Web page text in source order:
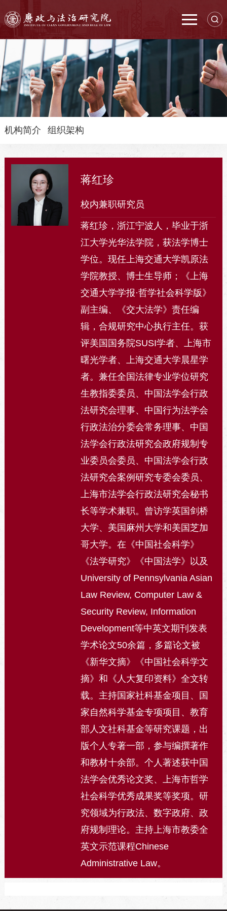
机构简介 组织架构
蒋红珍
校内兼职研究员
蒋红珍，浙江宁波人，毕业于浙
江大学光华法学院，获法学博士
学位。现任上海交通大学凯原法
学院教授、博士生导师；《上海
交通大学学报·哲学社会科学版》
副主编、《交大法学》责任编
辑，合规研究中心执行主任。获
评美国国务院SUSI学者、上海市
曙光学者、上海交通大学晨星学
者。兼任全国法律专业学位研究
生教指委委员、中国法学会行政
法研究会理事、中国行为法学会
行政法治分委会常务理事、中国
法学会行政法研究会政府规制专
业委员会委员、中国法学会行政
法研究会案例研究专委会委员、
上海市法学会行政法研究会秘书
长等学术兼职。曾访学英国剑桥
大学、美国麻州大学和美国芝加
哥大学。在《中国社会科学》
《法学研究》《中国法学》以及
University of Pennsylvania Asian
Law Review, Computer Law &
Security Review, Information
Development等中英文期刊发表
学术论文50余篇，多篇论文被
《新华文摘》《中国社会科学文
摘》和《人大复印资料》全文转
载。主持国家社科基金项目、国
家自然科学基金专项项目、教育
部人文社科基金等研究课题，出
版个人专著一部，参与编撰著作
和教材十余部。个人著述获中国
法学会优秀论文奖、上海市哲学
社会科学优秀成果奖等奖项。研
究领域为行政法、数字政府、政
府规制理论。主持上海市教委全
英文示范课程Chinese
Administrative Law。